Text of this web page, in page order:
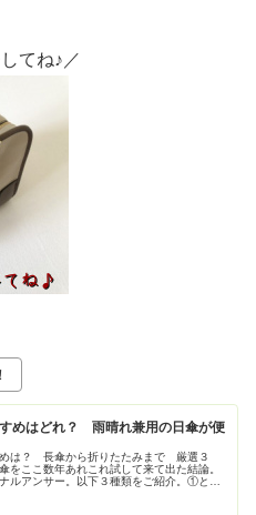
てね♪／
めはどれ？ 雨晴れ兼用の日傘が便
めは？ 長傘から折りたたみまで 厳選３
をここ数年あれこれ試して来て出た結論。
ルアンサー。以下３種類をご紹介。①とに